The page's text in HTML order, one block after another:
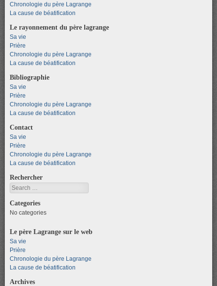
Chronologie du père Lagrange
La cause de béatification
Le rayonnement du père lagrange
Sa vie
Prière
Chronologie du père Lagrange
La cause de béatification
Bibliographie
Sa vie
Prière
Chronologie du père Lagrange
La cause de béatification
Contact
Sa vie
Prière
Chronologie du père Lagrange
La cause de béatification
Rechercher
Search
Categories
No categories
Le père Lagrange sur le web
Sa vie
Prière
Chronologie du père Lagrange
La cause de béatification
Archives